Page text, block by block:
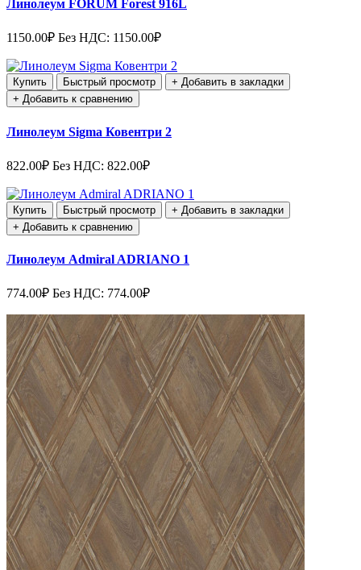
Линолеум FORUM Forest 916L
1150.00₽ Без НДС: 1150.00₽
Купить Быстрый просмотр
+ Добавить в закладки
+ Добавить к сравнению
Линолеум Sigma Ковентри 2
822.00₽ Без НДС: 822.00₽
Купить Быстрый просмотр
+ Добавить в закладки
+ Добавить к сравнению
Линолеум Admiral ADRIANO 1
774.00₽ Без НДС: 774.00₽